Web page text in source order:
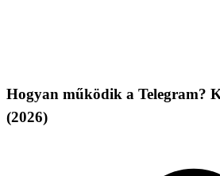
Hogyan működik a Telegram?
(2026)